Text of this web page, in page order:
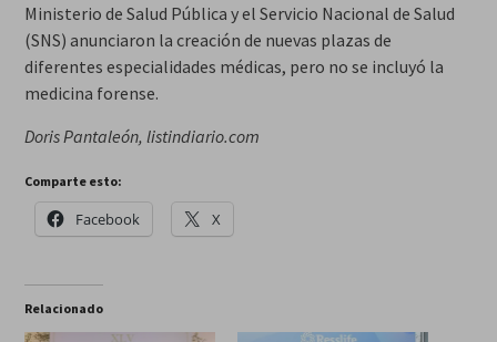
Ministerio de Salud Pública y el Servicio Nacional de Salud
(SNS) anunciaron la creación de nuevas plazas de
diferentes especialidades médicas, pero no se incluyó la
medicina forense.
Doris Pantaleón, listindiario.com
Comparte esto:
Facebook X
Relacionado